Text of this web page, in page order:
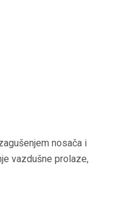
nosača i
vazdušne prolaze,